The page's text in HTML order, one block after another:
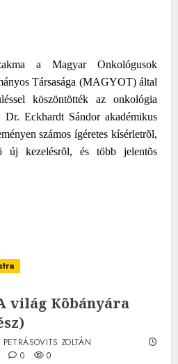
a Magyar Onkológusok
Társasága (MAGYOT) által
köszöntötték az onkológia
Dr. Eckhardt Sándor akadémikus
számos ígéretes kísérletrõl,
új kezelésrõl, és több jelentõs
világ Kõbányára
ZOLTÁN
0 0